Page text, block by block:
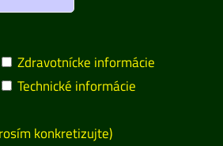
Zdravotnícke informácie
Technické informácie
konkretizujte)